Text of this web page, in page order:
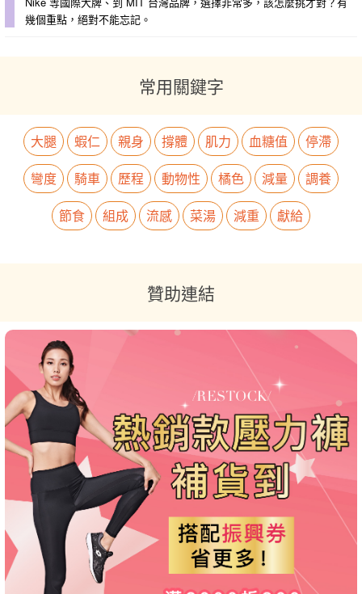
幾個重點，絕對不能忘記。
常用關鍵字
大腿 蝦仁 親身 撐體 肌力 血糖值
停滯
彎度
騎車 歷程 動物性 橘色 減量
調養
節食
組成 流感 菜湯 減重 獻給
贊助連結